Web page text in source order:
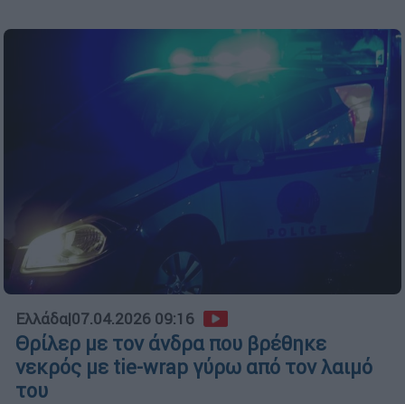
Ελλάδα|07.04.2026 09:16
Θρίλερ με τον άνδρα που βρέθηκε
νεκρός με tie-wrap γύρω από τον λαιμό
του